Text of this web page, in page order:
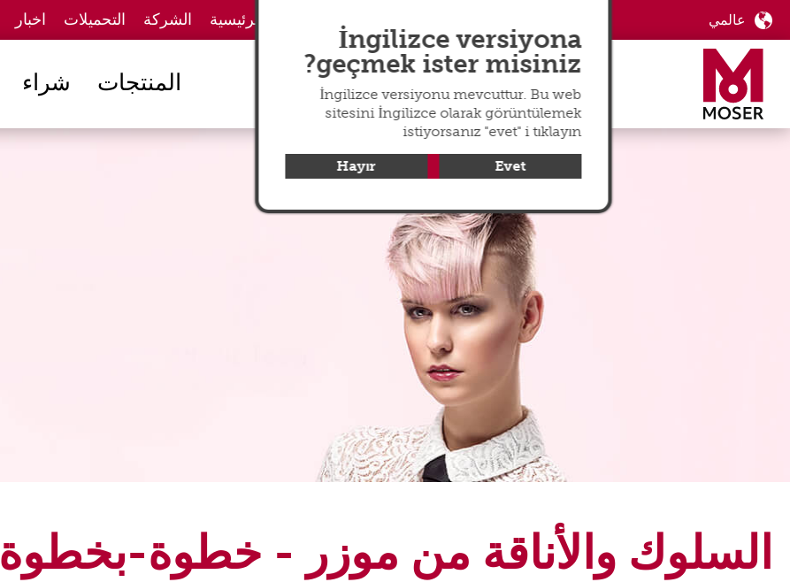
langswitch
عالمي الصفحة الرئيسية الشركة التحميلات اخبار
المنتجات شراء
السلوك والأناقة من موزر - خطوة-بخطوة
İngilizce versiyona
geçmek ister misiniz?
İngilizce versiyonu mevcuttur. Bu web
sitesini İngilizce olarak görüntülemek
istiyorsanız "evet" i tıklayın
Evet
Hayır